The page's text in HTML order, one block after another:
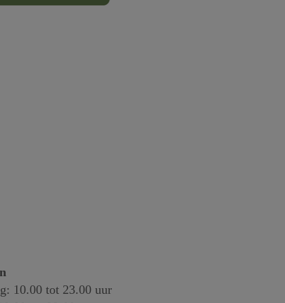
10.00 tot 23.00 uur